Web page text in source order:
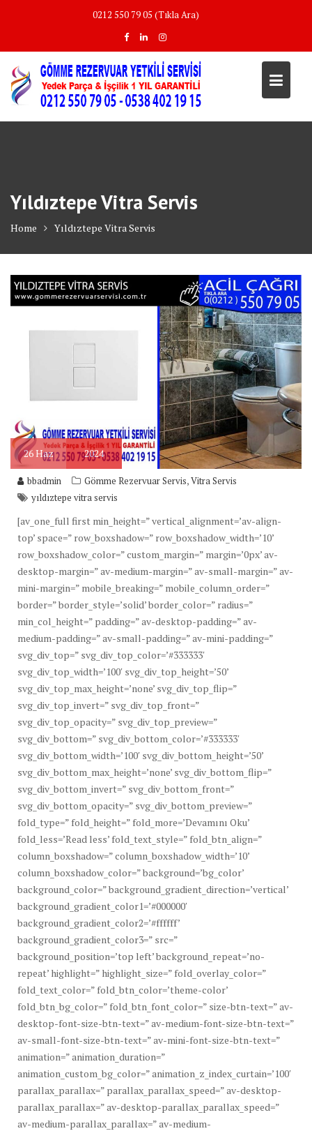
0212 550 79 05 (Tıkla Ara)
Yıldıztepe Vitra Servis
Home Yıldıztepe Vitra Servis
26Haz 2024
bbadmin Gömme Rezervuar Servis,Vitra Servis
yıldıztepe vitra servis
[av_one_full first min_height=” vertical_alignment=’av-align-
top’ space=” row_boxshadow=” row_boxshadow_width=’10’
row_boxshadow_color=” custom_margin=” margin=’0px’ av-
desktop-margin=” av-medium-margin=” av-small-margin=” av-
mini-margin=” mobile_breaking=” mobile_column_order=”
border=” border_style=’solid’ border_color=” radius=”
min_col_height=” padding=” av-desktop-padding=” av-
medium-padding=” av-small-padding=” av-mini-padding=”
svg_div_top=” svg_div_top_color=’#333333′
svg_div_top_width=’100′ svg_div_top_height=’50’
svg_div_top_max_height=’none’ svg_div_top_flip=”
svg_div_top_invert=” svg_div_top_front=”
svg_div_top_opacity=” svg_div_top_preview=”
svg_div_bottom=” svg_div_bottom_color=’#333333′
svg_div_bottom_width=’100′ svg_div_bottom_height=’50’
svg_div_bottom_max_height=’none’ svg_div_bottom_flip=”
svg_div_bottom_invert=” svg_div_bottom_front=”
svg_div_bottom_opacity=” svg_div_bottom_preview=”
fold_type=” fold_height=” fold_more=’Devamını Oku’
fold_less=’Read less’ fold_text_style=” fold_btn_align=”
column_boxshadow=” column_boxshadow_width=’10’
column_boxshadow_color=” background=’bg_color’
background_color=” background_gradient_direction=’vertical’
background_gradient_color1=’#000000′
background_gradient_color2=’#ffffff’
background_gradient_color3=” src=”
background_position=’top left’ background_repeat=’no-
repeat’ highlight=” highlight_size=” fold_overlay_color=”
fold_text_color=” fold_btn_color=’theme-color’
fold_btn_bg_color=” fold_btn_font_color=” size-btn-text=” av-
desktop-font-size-btn-text=” av-medium-font-size-btn-text=”
av-small-font-size-btn-text=” av-mini-font-size-btn-text=”
animation=” animation_duration=”
animation_custom_bg_color=” animation_z_index_curtain=’100′
parallax_parallax=” parallax_parallax_speed=” av-desktop-
parallax_parallax=” av-desktop-parallax_parallax_speed=”
av-medium-parallax_parallax=” av-medium-